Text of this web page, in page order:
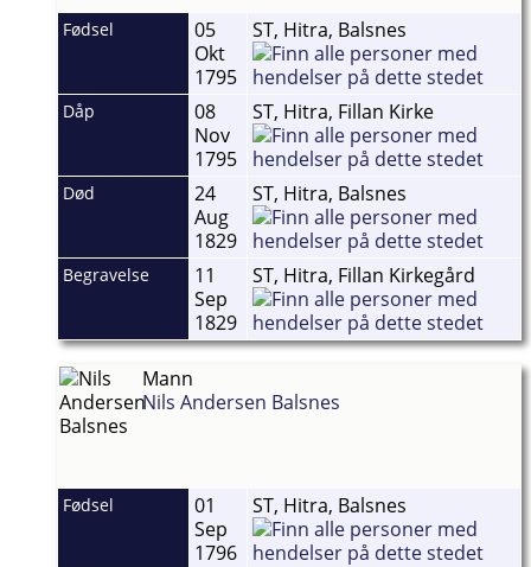
Fødsel
05
Okt
1795
ST, Hitra, Balsnes
Dåp
08
Nov
1795
ST, Hitra, Fillan Kirke
Død
24
Aug
1829
ST, Hitra, Balsnes
Begravelse
11
Sep
1829
ST, Hitra, Fillan Kirkegård
Mann
Nils Andersen Balsnes
Fødsel
01
Sep
1796
ST, Hitra, Balsnes